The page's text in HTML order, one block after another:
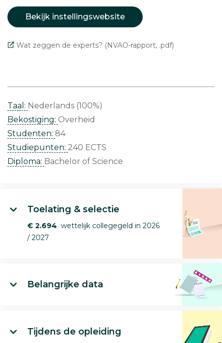
Bekijk instellingswebsite
Wat zeggen de experts? (NVAO-rapport, .pdf)
Taal: Nederlands (100%)
Bekostiging: Overheid
Studenten: 84
Studiepunten: 240 ECTS
Diploma: Bachelor of Science
Toelating & selectie
€ 2.694 wettelijk collegegeld in 2026
/ 2027
Belangrijke data
Tijdens de opleiding